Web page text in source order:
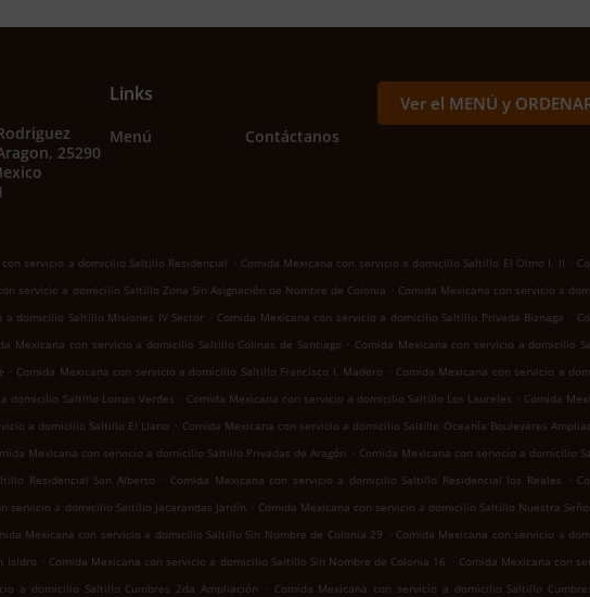
25290
Links
Menú Contáctanos
Ver el MENÚ y
servicio a domicilio Saltillo Residencial . Comida Mexicana con servicio a domicilio Saltillo El Olmo I, II .
servicio a domicilio Saltillo Zona Sin Asignación de Nombre de Colonia . Comida Mexicana con servicio a
a domicilio Saltillo Misiones IV Sector . Comida Mexicana con servicio a domicilio Saltillo Privada Biznaga .
Mexicana con servicio a domicilio Saltillo Colinas de Santiago . Comida Mexicana con servicio a domicilio
. Comida Mexicana con servicio a domicilio Saltillo Francisco I. Madero . Comida Mexicana con servicio a
domicilio Saltillo Lomas Verdes . Comida Mexicana con servicio a domicilio Saltillo Los Laureles . Comida
a domicilio Saltillo El Llano . Comida Mexicana con servicio a domicilio Saltillo Oceanía Boulevares
Mexicana con servicio a domicilio Saltillo Privadas de Aragón . Comida Mexicana con servicio a domicilio
Residencial San Alberto . Comida Mexicana con servicio a domicilio Saltillo Residencial los Reales .
servicio a domicilio Saltillo Jacarandas Jardín . Comida Mexicana con servicio a domicilio Saltillo Nuestra
Mexicana con servicio a domicilio Saltillo Sin Nombre de Colonia 29 . Comida Mexicana con servicio a
Isidro . Comida Mexicana con servicio a domicilio Saltillo Sin Nombre de Colonia 16 . Comida Mexicana con
a domicilio Saltillo Cumbres 2da Ampliación . Comida Mexicana con servicio a domicilio Saltillo